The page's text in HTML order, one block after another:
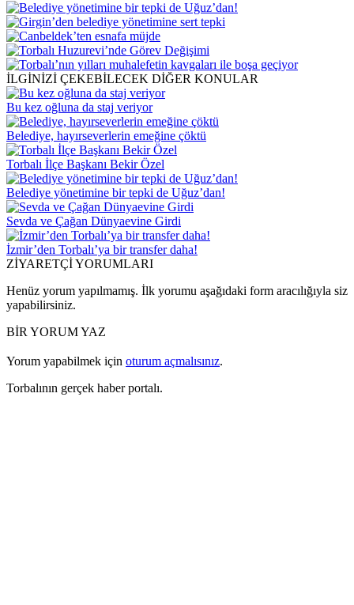
İLGİNİZİ ÇEKEBİLECEK DİĞER KONULAR
Bu kez oğluna da staj veriyor
Belediye, hayırseverlerin emeğine çöktü
Torbalı İlçe Başkanı Bekir Özel
Belediye yönetimine bir tepki de Uğuz’dan!
Sevda ve Çağan Dünyaevine Girdi
İzmir’den Torbalı’ya bir transfer daha!
ZİYARETÇİ YORUMLARI
Henüz yorum yapılmamış. İlk yorumu aşağıdaki form aracılığıyla siz
yapabilirsiniz.
BİR YORUM YAZ
Yorum yapabilmek için oturum açmalısınız.
Torbalının gerçek haber portalı.